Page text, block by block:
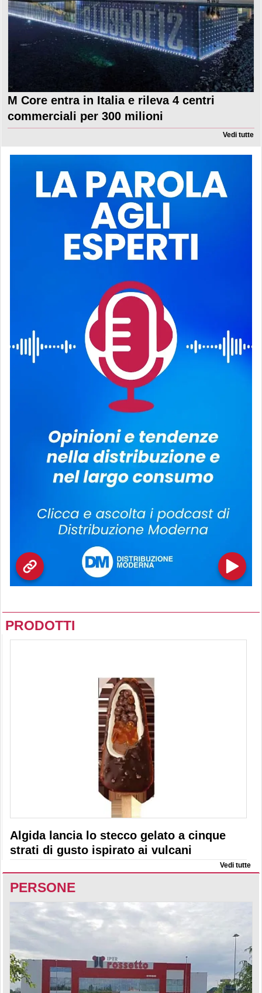
M Core entra in Italia e rileva 4 centri
commerciali per 300 milioni
Vedi tutte
PRODOTTI
Algida lancia lo stecco gelato a cinque
strati di gusto ispirato ai vulcani
Vedi tutte
PERSONE